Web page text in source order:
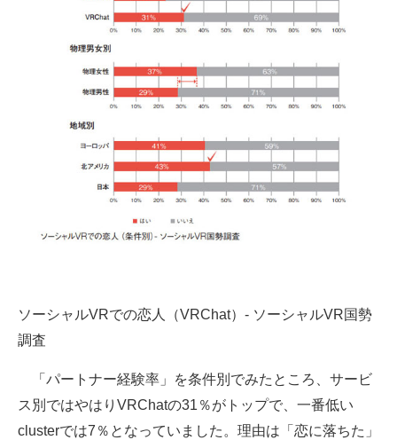
ソーシャルVRでの恋人（VRChat）- ソーシャルVR国勢
調査
「パートナー経験率」を条件別でみたところ、サービ
ス別ではやはりVRChatの31％がトップで、一番低い
clusterでは7％となっていました。理由は「恋に落ちた」